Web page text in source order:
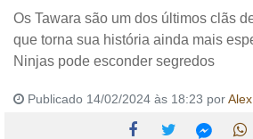
Os Tawara são um dos últimos clãs
que torna sua história ainda mais
Ninjas pode esconder segredos
Publicado 14/02/2024 às 18:23 por